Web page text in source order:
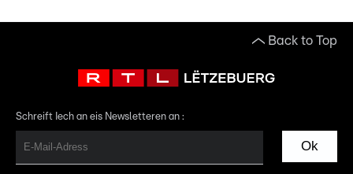
Back to Top
Schreift Iech an eis Newsletteren an :
Ok